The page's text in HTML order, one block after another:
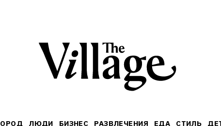
ЛЮДИ БИЗНЕС РАЗВЛЕЧЕНИЯ ЕДА СТИЛЬ